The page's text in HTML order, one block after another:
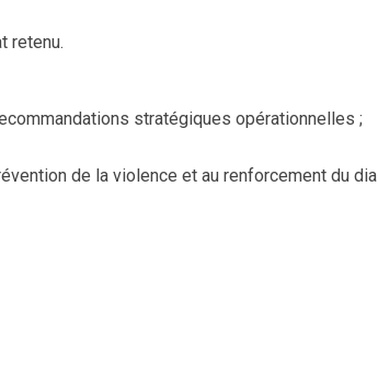
retenu.
stratégiques opérationnelles ;
de la violence et au renforcement du